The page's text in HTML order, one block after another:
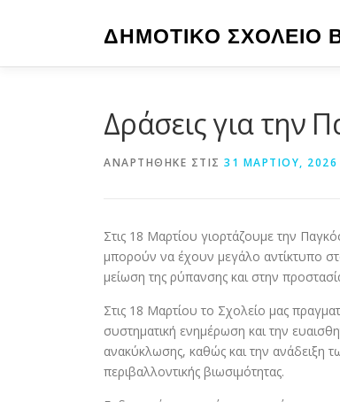
ΔΗΜΟΤΙΚΟ ΣΧΟΛΕΙΟ
Δράσεις για την
ΑΝΑΡΤΉΘΗΚΕ ΣΤΙΣ 31 ΜΑΡΤΊΟΥ, 2026
Στις 18 Μαρτίου γιορτάζουμε την
μπορούν να έχουν μεγάλο αντίκτυπο
μείωση της ρύπανσης και στην
Στις 18 Μαρτίου το Σχολείο μας
συστηματική ενημέρωση και την
ανακύκλωσης, καθώς και την ανάδειξη
περιβαλλοντικής βιωσιμότητας.